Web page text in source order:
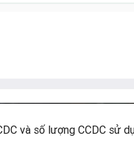
và số lượng CCDC sử